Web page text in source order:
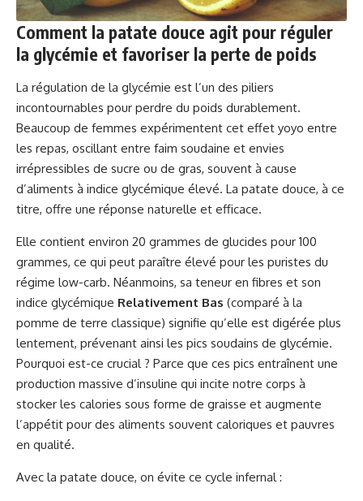
Comment la patate douce agit pour réguler
la glycémie et favoriser la perte de poids
La régulation de la glycémie est l’un des piliers
incontournables pour perdre du poids durablement.
Beaucoup de femmes expérimentent cet effet yoyo entre
les repas, oscillant entre faim soudaine et envies
irrépressibles de sucre ou de gras, souvent à cause
d’aliments à indice glycémique élevé. La patate douce, à ce
titre, offre une réponse naturelle et efficace.
Elle contient environ 20 grammes de glucides pour 100
grammes, ce qui peut paraître élevé pour les puristes du
régime low-carb. Néanmoins, sa teneur en fibres et son
indice glycémique Relativement Bas (comparé à la
pomme de terre classique) signifie qu’elle est digérée plus
lentement, prévenant ainsi les pics soudains de glycémie.
Pourquoi est-ce crucial ? Parce que ces pics entraînent une
production massive d’insuline qui incite notre corps à
stocker les calories sous forme de graisse et augmente
l’appétit pour des aliments souvent caloriques et pauvres
en qualité.
Avec la patate douce, on évite ce cycle infernal :